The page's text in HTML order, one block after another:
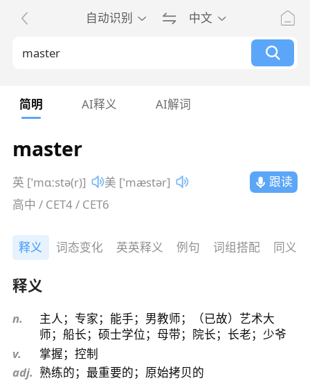
自动识别 中文
简明 AI释义 AI解词
master
英 [ˈmɑːstə(r)] 美 [ˈmæstər]
跟读
高中 / CET4 / CET6
释义 词态变化 英英释义 例句 词组搭配 同义词
释义
n.
主人；专家；能手；男教师；（已故）艺术大
师；船长；硕士学位；母带；院长；长老；少爷
v.
掌握；控制
adj. 熟练的；最重要的；原始拷贝的